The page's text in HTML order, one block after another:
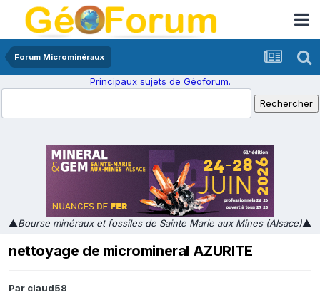
Forum Microminéraux
Principaux sujets de Géoforum.
▲Bourse minéraux et fossiles de Sainte Marie aux Mines (Alsace)▲
nettoyage de micromineral AZURITE
Par claud58